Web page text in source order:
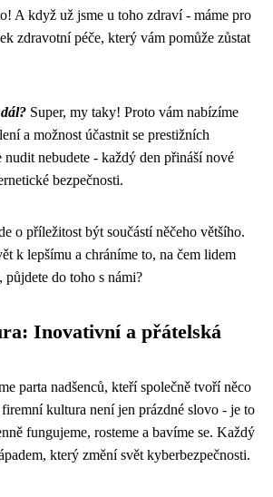
A když už jsme u toho zdraví - máme pro
zdravotní péče, který vám pomůže zůstat
Super, my taky! Proto vám nabízíme
a možnost účastnit se prestižních
nudit nebudete - každý den přináší nové
bezpečnosti.
o příležitost být součástí něčeho většího.
k lepšímu a chráníme to, na čem lidem
půjdete do toho s námi?
Inovativní a přátelská
parta nadšenců, kteří společně tvoří něco
firemní kultura není jen prázdné slovo - je to
fungujeme, rosteme a bavíme se. Každý
který změní svět kyberbezpečnosti.